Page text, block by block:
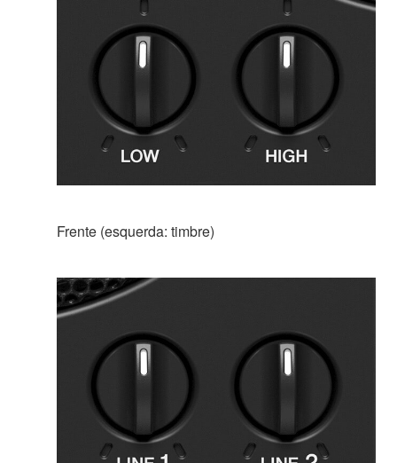
Frente (esquerda: timbre)